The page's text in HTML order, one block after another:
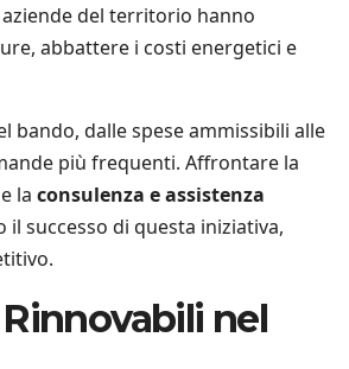
aziende del territorio hanno
abbattere i costi energetici e
dalle spese ammissibili alle
più frequenti. Affrontare la
la consulenza e assistenza
successo di questa iniziativa,
nel